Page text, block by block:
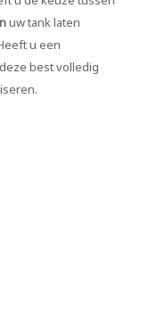
uw tank laten
u een
best volledig